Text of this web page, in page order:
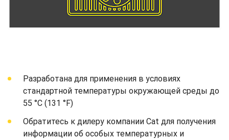
Разработана для применения в условиях
стандартной температуры окружающей среды до
55 °C (131 °F)
Обратитесь к дилеру компании Cat для получения
информации об особых температурных и